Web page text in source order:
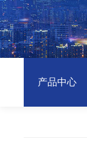
产品中心